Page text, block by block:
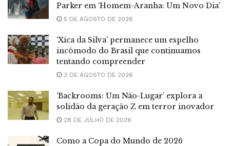
Parker em ‘Homem-Aranha: Um Novo Dia’
5 DE AGOSTO DE 2026
‘Xica da Silva’ permanece um espelho
incômodo do Brasil que continuamos
tentando compreender
3 DE AGOSTO DE 2026
‘Backrooms: Um Não-Lugar’ explora a
solidão da geração Z em terror inovador
28 DE JULHO DE 2026
Como a Copa do Mundo de 2026